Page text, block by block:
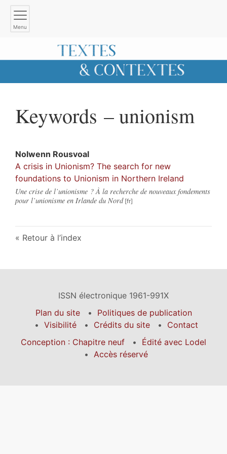
Menu
Keywords – unionism
Nolwenn Rousvoal
A crisis in Unionism? The search for new
foundations to Unionism in Northern Ireland
Une crise de l’unionisme ? À la recherche de nouveaux fondements
pour l’unionisme en Irlande du Nord
Retour à l’index
ISSN électronique 1961-991X
Plan du site
Politiques de publication
Visibilité
Crédits du site
Contact
Conception : Chapitre neuf
Édité avec Lodel
Accès réservé